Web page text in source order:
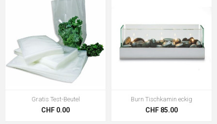
Gratis Test-Beutel
CHF 0.00
Burn Tischkamin eckig
CHF 85.00